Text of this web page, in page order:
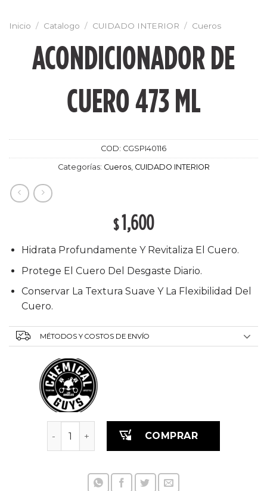
Inicio / Catalogo / CUIDADO INTERIOR / Cueros
ACONDICIONADOR DE
CUERO 473 ML
COD: CGSPI40116
Categorías: Cueros, CUIDADO INTERIOR
$1,600
Hidrata Profundamente Y Revitaliza El Cuero.
Protege El Cuero Del Desgaste Diario.
Conservar La Textura Suave Y La Flexibilidad Del
Cuero.
MÉTODOS Y COSTOS DE ENVÍO
Acondicionador de Cuero 473 ml cantidad
COMPRAR